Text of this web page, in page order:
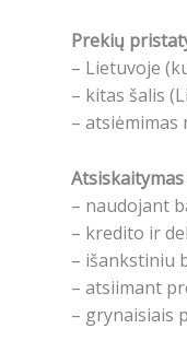
Prekių
– Lietuvoje
– kitas šalis
– atsiėmimas
– naudojant
– kredito ir
– išankstiniu
– atsiimant
– grynaisiais